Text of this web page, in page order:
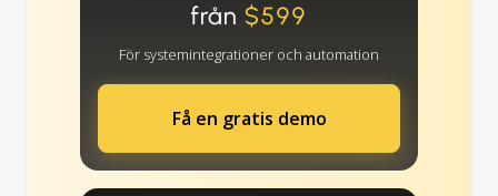
från $599
För systemintegrationer och automation
Få en gratis demo